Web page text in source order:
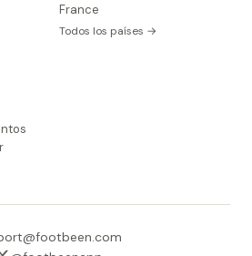
France
Todos los países →